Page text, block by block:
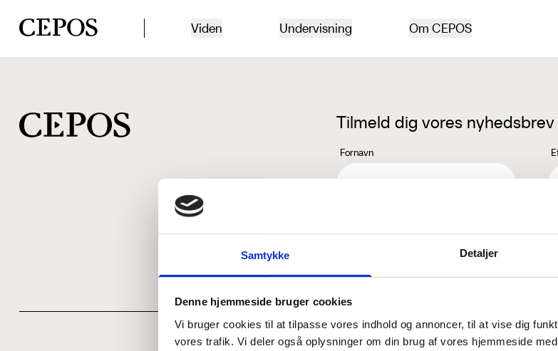
Samtykke Detaljer
Denne hjemmeside bruger cookies
Vi bruger cookies til at tilpasse vores indhold og annoncer, til at vise dig
vores trafik. Vi deler også oplysninger om din brug af vores hjemmeside
CEPOS logo Viden Undervisning Om CEPOS
Tilmeld dig vores nyhedsbrev
Fornavn
Jeg accepterer behandlingen af mine